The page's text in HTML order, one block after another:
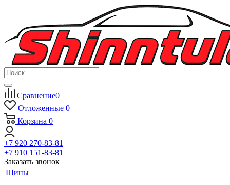
Сравнение0
Отложенные 0
Корзина 0
+7 920 270-83-81
+7 910 151-83-81
Заказать звонок
Шины